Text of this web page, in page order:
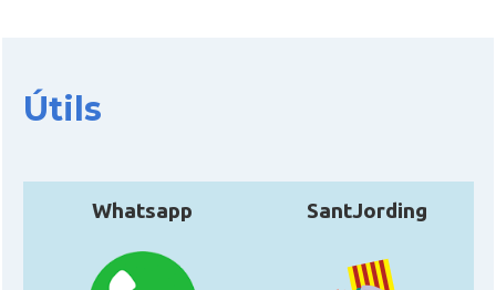
Útils
Whatsapp SantJording